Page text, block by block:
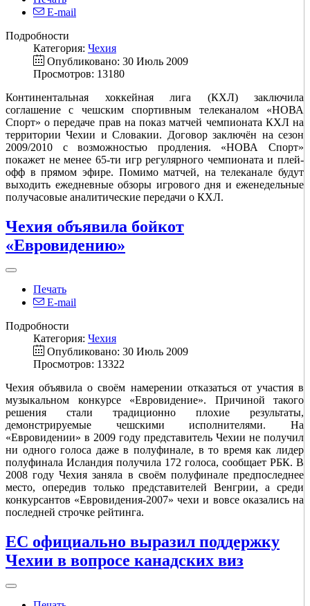
E-mail
Подробности
Категория: Чехия
Опубликовано: 30 Июль 2009
Просмотров: 13180
Континентальная хоккейная лига (КХЛ) заключила
соглашение с чешским спортивным телеканалом «НОВА
Спорт» о передаче прав на показ матчей чемпионата КХЛ на
территории Чехии и Словакии. Договор заключён на сезон
2009/2010 с возможностью продления. «НОВА Спорт»
покажет не менее 65-ти игр регулярного чемпионата и плей-
офф в прямом эфире. Помимо матчей, на телеканале будут
выходить ежедневные обзоры игрового дня и еженедельные
получасовые аналитические передачи о КХЛ.
Чехия объявила бойкот
«Евровидению»
Печать
E-mail
Подробности
Категория: Чехия
Опубликовано: 30 Июль 2009
Просмотров: 13322
Чехия объявила о своём намерении отказаться от участия в
музыкальном конкурсе «Евровидение». Причиной такого
решения стали традиционно плохие результаты,
демонстрируемые чешскими исполнителями. На
«Евровидении» в 2009 году представитель Чехии не получил
ни одного голоса даже в полуфинале, в то время как лидер
полуфинала Исландия получила 172 голоса, сообщает РБК. В
2008 году Чехия заняла в своём полуфинале предпоследнее
место, опередив только представителей Венгрии, а среди
конкурсантов «Евровидения-2007» чехи и вовсе оказались на
последней строчке рейтинга.
ЕС официально выразил поддержку
Чехии в вопросе канадских виз